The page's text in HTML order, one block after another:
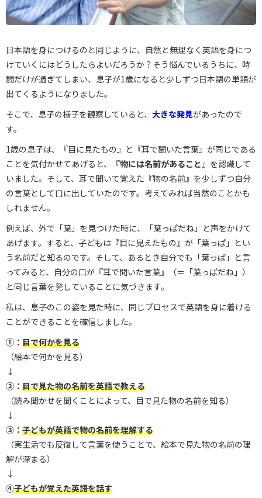
日本語を身につけるのと同じように、自然と無理なく英語を身につ
けていくにはどうしたらよいだろうか？そう悩んでいるうちに、時
間だけが過ぎてしまい、息子が1歳になると少しずつ日本語の単語が
出てくるようになりました。
そこで、息子の様子を観察していると、 大きな発見があったので
す。
1歳の息子は、『目に見たもの』と『耳で聞いた言葉』が同じである
ことを気付かせてあげると、『物には名前があること』を認識して
いました。そして、耳で聞いて覚えた『物の名前』を少しずつ自分
の言葉として口に出していたのです。考えてみれば当然のことかも
しれません。
例えば、外で「葉」を見つけた時に、「葉っぱだね」と声をかけて
あげます。すると、子どもは『目に見えたもの』が「葉っぱ」とい
う名前だと知るのです。そして、あるとき自分でも「葉っぱ」と言
ってみると、自分の口が『耳で聞いた言葉』（＝「葉っぱだね」）
と同じ言葉を発していることに気づきます。
私は、息子のこの姿を見た時に、同じプロセスで英語を身に着ける
ことができることを確信しました。
①： 目で何かを見る
（絵本で何かを見る）
↓
②： 目で見た物の名前を英語で教える
（読み聞かせを聞くことによって、目で見た物の名前を知る）
↓
③： 子どもが英語で物の名前を理解する
（実生活でも反復して言葉を使うことで、絵本で見た物の名前の理
解が深まる）
↓
④子どもが覚えた英語を話す